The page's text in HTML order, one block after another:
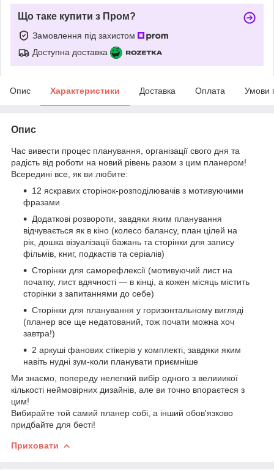
Що таке купити з Пром?
Замовлення під захистом
Доступна доставка
Опис Характеристики Доставка Оплата Умови
Опис
Час вивести процес планування, організації свого дня та
радість від роботи на новий рівень разом з цим планером!
Всередині все, як ви любите:
12 яскравих сторінок-розподілювачів з мотивуючими
фразами
Додаткові розвороти, завдяки яким планування
відчувається як в кіно (колесо балансу, план цілей на
рік, дошка візуалізації бажань та сторінки для запису
фільмів, книг, подкастів та серіалів)
Сторінки для саморефлексії (мотивуючий лист на
початку, лист вдячності — в кінці, а кожен місяць містить
сторінки з запитаннями до себе)
Сторінки для планування у горизонтальному вигляді
(планер все ще недатований, тож почати можна хоч
завтра!)
2 аркуші фанових стікерів у комплекті, завдяки яким
навіть нудні зум-коли планувати приємніше
Ми знаємо, попереду нелегкий вибір одного з велииикої
кількості неймовірних дизайнів, але ви точно впораєтеся з
цим!
Вибирайте той самий планер собі, а інший обов'язково
придбайте для бесті!
Приховати